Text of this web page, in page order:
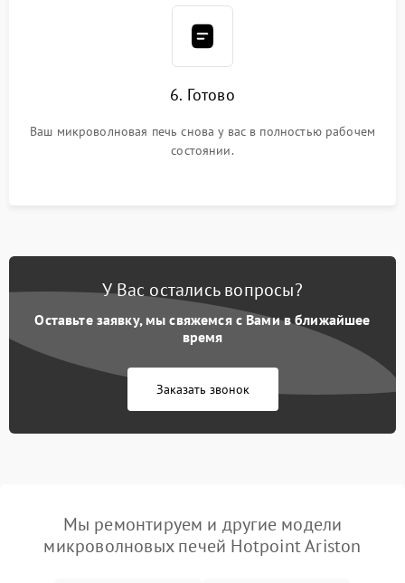
6. Готово
Ваш микроволновая печь снова у вас в полностью рабочем
состоянии.
У Вас остались вопросы?
Оставьте заявку, мы свяжемся с Вами в ближайшее
время
Заказать звонок
Мы ремонтируем и другие модели
микроволновых печей Hotpoint Ariston